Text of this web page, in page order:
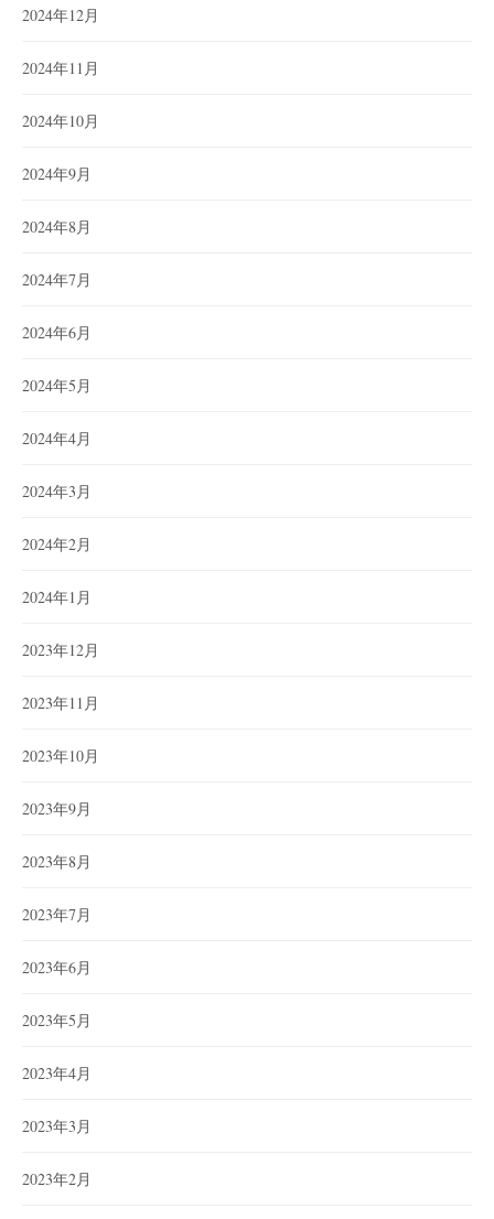
2024年12月
2024年11月
2024年10月
2024年9月
2024年8月
2024年7月
2024年6月
2024年5月
2024年4月
2024年3月
2024年2月
2024年1月
2023年12月
2023年11月
2023年10月
2023年9月
2023年8月
2023年7月
2023年6月
2023年5月
2023年4月
2023年3月
2023年2月